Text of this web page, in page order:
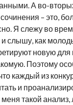
А во-
– это,
Я слежу во
слышу, как
новую для
Поэтому
каждый из
и
такой анализ,